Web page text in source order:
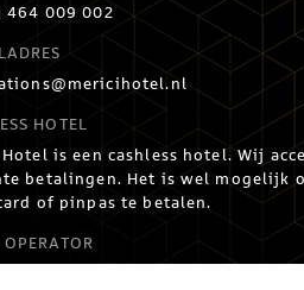
464 009 002
HOTEL
is een cashless hotel. Wij
betalingen. Het is wel mogelijk
of pinpas te betalen.